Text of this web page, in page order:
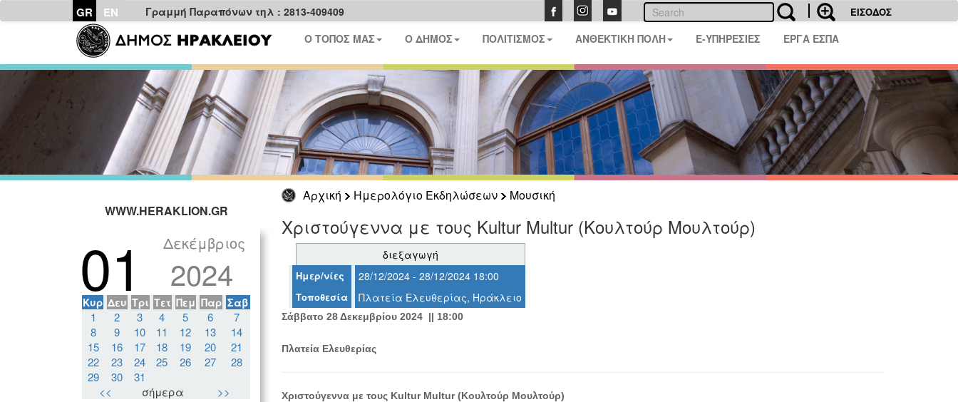
GR EN Γραμμή Παραπόνων τηλ : 2813-409409 ΕΙΣΟΔΟΣ
Ο ΤΟΠΟΣ ΜΑΣ Ο ΔΗΜΟΣ ΠΟΛΙΤΙΣΜΟΣ ΑΝΘΕΚΤΙΚΗ ΠΟΛΗ E-ΥΠΗΡΕΣΙΕΣ ΕΡΓΑ ΕΣΠΑ
Αρχική Ημερολόγιο Εκδηλώσεων
Μουσική
WWW.HERAKLION.GR
01 Δεκέμβριος
2024
Κυρ Δευ Τρι Τετ Πεμ Παρ Σαβ
1 2 3 4 5 6
7
8
9 10 11 12 13
14
15
16 17 18 19 20
21
22
23 24 25 26 27
28
29
30
31
<<
σήμερα >>
Χριστούγεννα με τους Kultur Multur (Κουλτούρ Μουλτούρ)
διεξαγωγή
Ημερ/νίες 28/12/2024 - 28/12/2024 18:00
Τοποθεσία Πλατεία Ελευθερίας, Ηράκλειο
Σάββατο 28 Δεκεμβρίου 2024 || 18:00
Πλατεία Ελευθερίας
Χριστούγεννα με τους Kultur Multur (Κουλτούρ Μουλτούρ)